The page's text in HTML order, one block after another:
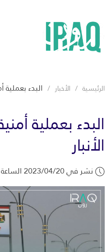
الرئيسية الأخبار البدء
البدء بعملية
الأنبار
نشر في 2023/04/20 الساعة 9:38 ص